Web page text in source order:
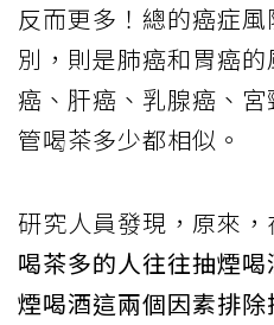
反而更多！總的癌症
別，則是肺癌和胃癌
癌、肝癌、乳腺癌、
管喝茶多少都相似。
研究人員發現，原來
喝茶多的人往往抽煙
煙喝酒這兩個因素排